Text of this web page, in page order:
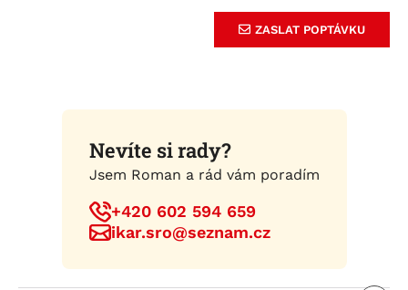
ZASLAT POPTÁVKU
Nevíte si rady?
Jsem Roman a rád vám poradím
+420 602 594 659
ikar.sro@seznam.cz